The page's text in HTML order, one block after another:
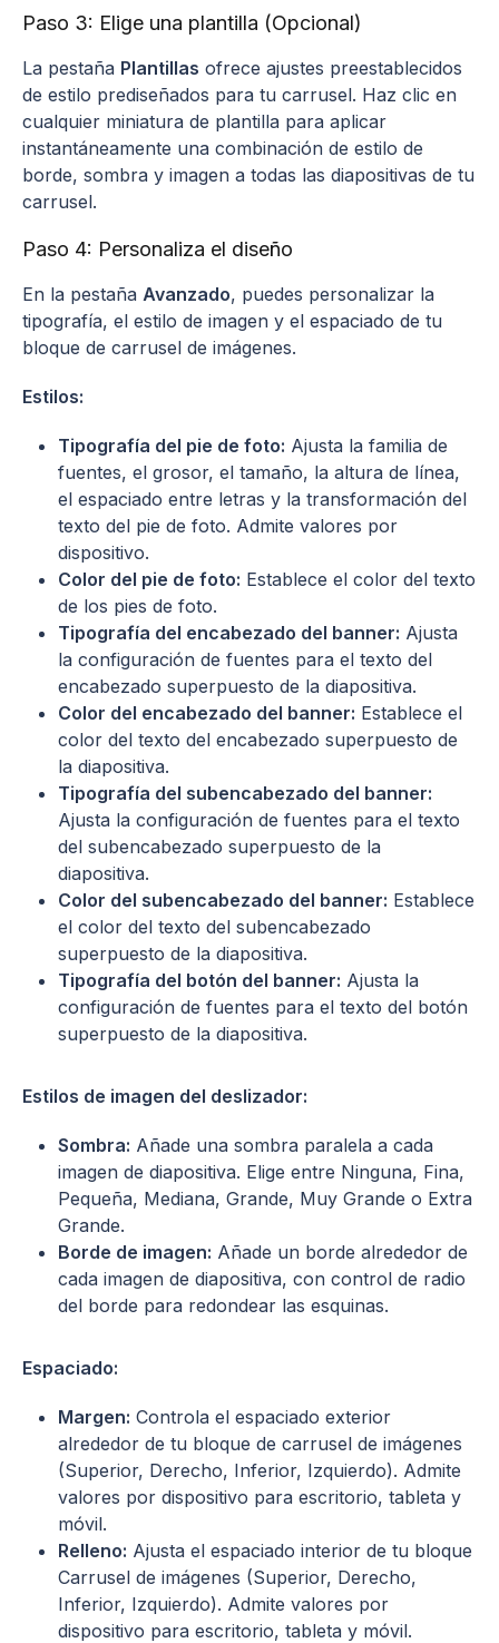
Paso 3: Elige una plantilla (Opcional)
La pestaña Plantillas ofrece ajustes preestablecidos
de estilo prediseñados para tu carrusel. Haz clic en
cualquier miniatura de plantilla para aplicar
instantáneamente una combinación de estilo de
borde, sombra y imagen a todas las diapositivas de tu
carrusel.
Paso 4: Personaliza el diseño
En la pestaña Avanzado, puedes personalizar la
tipografía, el estilo de imagen y el espaciado de tu
bloque de carrusel de imágenes.
Estilos:
Tipografía del pie de foto: Ajusta la familia de
fuentes, el grosor, el tamaño, la altura de línea,
el espaciado entre letras y la transformación del
texto del pie de foto. Admite valores por
dispositivo.
Color del pie de foto: Establece el color del texto
de los pies de foto.
Tipografía del encabezado del banner: Ajusta
la configuración de fuentes para el texto del
encabezado superpuesto de la diapositiva.
Color del encabezado del banner: Establece el
color del texto del encabezado superpuesto de
la diapositiva.
Tipografía del subencabezado del banner:
Ajusta la configuración de fuentes para el texto
del subencabezado superpuesto de la
diapositiva.
Color del subencabezado del banner: Establece
el color del texto del subencabezado
superpuesto de la diapositiva.
Tipografía del botón del banner: Ajusta la
configuración de fuentes para el texto del botón
superpuesto de la diapositiva.
Estilos de imagen del deslizador:
Sombra: Añade una sombra paralela a cada
imagen de diapositiva. Elige entre Ninguna, Fina,
Pequeña, Mediana, Grande, Muy Grande o Extra
Grande.
Borde de imagen: Añade un borde alrededor de
cada imagen de diapositiva, con control de radio
del borde para redondear las esquinas.
Espaciado:
Margen: Controla el espaciado exterior
alrededor de tu bloque de carrusel de imágenes
(Superior, Derecho, Inferior, Izquierdo). Admite
valores por dispositivo para escritorio, tableta y
móvil.
Relleno: Ajusta el espaciado interior de tu bloque
Carrusel de imágenes (Superior, Derecho,
Inferior, Izquierdo). Admite valores por
dispositivo para escritorio, tableta y móvil.